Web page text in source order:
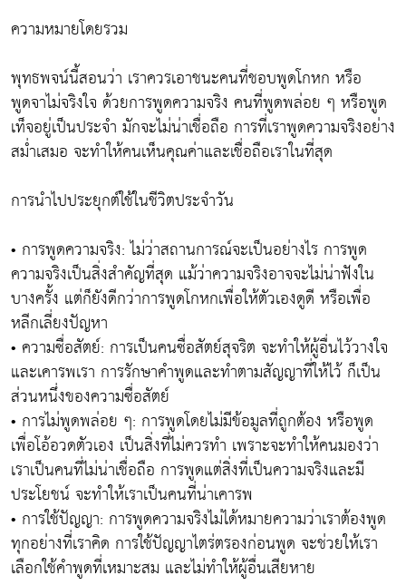
ความหมายโดยรวม
พุทธพจน์นี้สอนว่า เราควรเอาชนะคนที่ชอบพูดโกหก หรือ
พูดจาไม่จริงใจ ด้วยการพูดความจริง คนที่พูดพล่อย ๆ หรือพูด
เท็จอยู่เป็นประจำ มักจะไม่น่าเชื่อถือ การที่เราพูดความจริงอย่าง
สม่ำเสมอ จะทำให้คนเห็นคุณค่าและเชื่อถือเราในที่สุด
การนำไปประยุกต์ใช้ในชีวิตประจำวัน
• การพูดความจริง: ไม่ว่าสถานการณ์จะเป็นอย่างไร การพูด
ความจริงเป็นสิ่งสำคัญที่สุด แม้ว่าความจริงอาจจะไม่น่าฟังใน
บางครั้ง แต่ก็ยังดีกว่าการพูดโกหกเพื่อให้ตัวเองดูดี หรือเพื่อ
หลีกเลี่ยงปัญหา
• ความซื่อสัตย์: การเป็นคนซื่อสัตย์สุจริต จะทำให้ผู้อื่นไว้วางใจ
และเคารพเรา การรักษาคำพูดและทำตามสัญญาที่ให้ไว้ ก็เป็น
ส่วนหนึ่งของความซื่อสัตย์
• การไม่พูดพล่อย ๆ: การพูดโดยไม่มีข้อมูลที่ถูกต้อง หรือพูด
เพื่อโอ้อวดตัวเอง เป็นสิ่งที่ไม่ควรทำ เพราะจะทำให้คนมองว่า
เราเป็นคนที่ไม่น่าเชื่อถือ การพูดแต่สิ่งที่เป็นความจริงและมี
ประโยชน์ จะทำให้เราเป็นคนที่น่าเคารพ
• การใช้ปัญญา: การพูดความจริงไม่ได้หมายความว่าเราต้องพูด
ทุกอย่างที่เราคิด การใช้ปัญญาไตร่ตรองก่อนพูด จะช่วยให้เรา
เลือกใช้คำพูดที่เหมาะสม และไม่ทำให้ผู้อื่นเสียหาย